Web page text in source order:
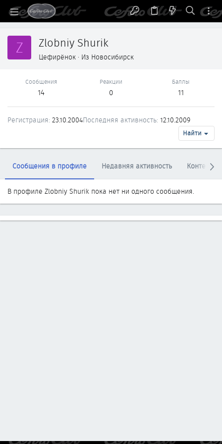
Z Zlobniy Shurik
Цефирёнок · Из Новосибирск
Сообщения
14
Реакции
0
Баллы
11
Регистрация 23.10.2004Последняя активность 12.10.2009
Найти
Сообщения в профиле Недавняя активность Контент
В профиле Zlobniy Shurik пока нет ни одного сообщения.